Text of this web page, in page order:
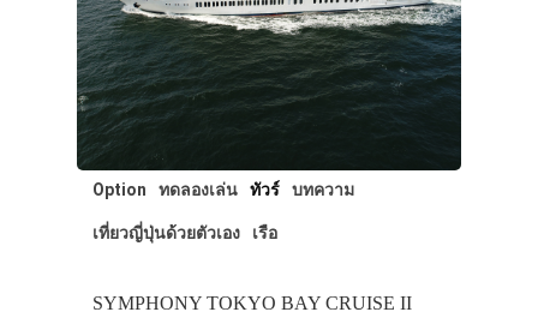
Option ทดลองเล่น ทัวร์ บทความ
เที่ยวญี่ปุ่นด้วยตัวเอง เรือ
SYMPHONY TOKYO BAY CRUISE II